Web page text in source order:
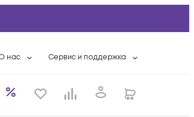
нас
Контактная информация
Сервис и поддержка
Контакты сервисных центров